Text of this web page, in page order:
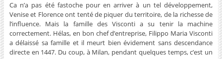
Ca n’a pas été fastoche pour en arriver à un tel développement,
Venise et Florence ont tenté de piquer du territoire, de la richesse de
l’influence. Mais la famille des Visconti a su tenir la machine
correctement. Hélas, en bon chef d’entreprise, Filippo Maria Visconti
a délaissé sa famille et il meurt bien évidement sans descendance
directe en 1447. Du coup, à Milan, pendant quelques temps, c’est un